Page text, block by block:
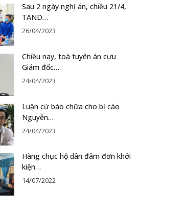
Sau 2 ngày nghị án, chiều 21/4,
TAND…
26/04/2023
Chiều nay, toà tuyên án cựu
Giám đốc…
24/04/2023
Luận cứ bào chữa cho bị cáo
Nguyễn…
24/04/2023
Hàng chục hộ dân đâm đơn khởi
kiện…
14/07/2022